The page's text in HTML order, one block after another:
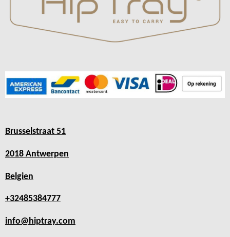
Brusselstraat 51
2018 Antwerpen
Belgien
+32485384777
info@hiptray.com